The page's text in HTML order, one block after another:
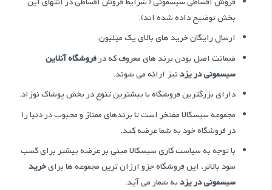
بخش توضیح داده شده اند).
ارسال رایگان خرید های بالای یک میلیون.
ضمانت اصل بودن برند های معروف که درفروشگاه آنلاین
سیسمونی در یزدنیز ارائه می شوند.
دارای بزرگترین فروشگاه با بیشترین تنوع در بخش پوشاک نوزاد.
مجموعه سیسکالا مفتخر است تا برندهای ممتاز و محبوب در دنیا را
در فروشگاه خود به شما عرضه کند.
با توجه به سیاست کاری سیسکالا مبنی بر عرضه بیشتر برای کسب
سود بالاتر، این فروشگاه جزو ارزان ترین مجموعه ها برایخرید
سیسمونی در یزدبه شمار می آید.